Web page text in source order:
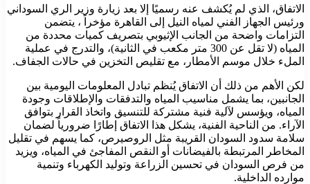
الاتفاق، الذي لم يُكشف عنه رسميًا إلا بعد زيارة وزير الري السوداني
ورئيس الجهاز الفني لمياه النيل إلى القاهرة مؤخراً ، يتضمن
التزامات واضحة من الجانب الإثيوبي بتصريف كميات محددة من
المياه (لا تقل عن 300 متر مكعب في الثانية)، والتدرج في عملية
الملء خلال موسم الأمطار، مع تقليص التخزين في حالات الجفاف.
لكن الأهم من ذلك أن الاتفاق يُنظم تبادل المعلومات اليومية بين
الجانبين، بما يشمل مناسيب المياه والتدفقات والإطلاقات وجودة
المياه، ويؤسس لآلية فنية مشتركة للتنسيق واتخاذ القرار بتوافق
الآراء. من الناحية الفنية، يشكل هذا الاتفاق إطارًا ضرورياً لضمان
سلامة سدود السودان القريبة مثل الروصيرص، كما يسهم في تقليل
المخاطر المرتبطة بالفيضانات أو النقص المفاجئ في المياه، ويزيد
من فرص السودان في تحسين الزراعة وتوليد الكهرباء وتنمية
موارده الداخلية.